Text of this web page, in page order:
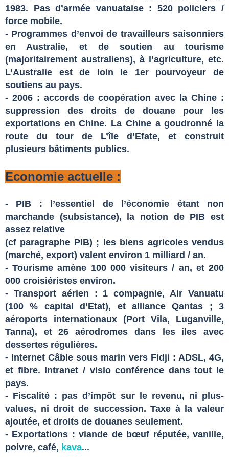
1983. Pas d’armée vanuataise : 520 policiers /
force mobile.
- Programmes d’envoi de travailleurs saisonniers
en Australie, et de soutien au tourisme
(majoritairement australiens), à l’agriculture, etc.
L’Australie est de loin le 1er pourvoyeur de
soutiens au pays.
- 2006 : accords de coopération avec la Chine :
suppression des droits de douane pour les
exportations en Chine. La Chine a goudronné la
route du tour de L’île d’Efate, et construit
plusieurs bâtiments publics.
Economie actuelle :
- PIB : l’essentiel de l’économie étant non
marchande (subsistance), la notion de PIB est
assez relative
(cf paragraphe PIB) ; les biens agricoles vendus
(marché, export) valent environ 1 milliard / an.
- Tourisme amène 100 000 visiteurs / an, et 200
000 croisiéristes environ.
- Transport aérien : 1 compagnie, Air Vanuatu
(100 % capital d’Etat), et alliance Qantas ; 3
aéroports internationaux (Port Vila, Luganville,
Tanna), et 26 aérodromes dans les iles avec
dessertes régulières.
- Internet Câble sous marin vers Fidji : ADSL, 4G,
et fibre. Intranet / visio conférence dans tout le
pays.
- Fiscalité : pas d’impôt sur le revenu, ni plus-
values, ni droit de succession. Taxe à la valeur
ajoutée, et droits de douanes seulement.
- Exportations : viande de bœuf réputée, vanille,
poivre, café, kava...